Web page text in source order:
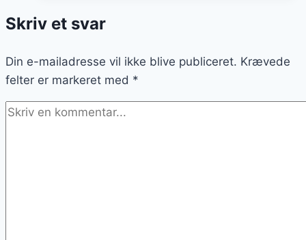
Tips
friske
krydderurter
Skriv et svar
Din e-mailadresse vil ikke blive publiceret. Krævede
felter er markeret med *